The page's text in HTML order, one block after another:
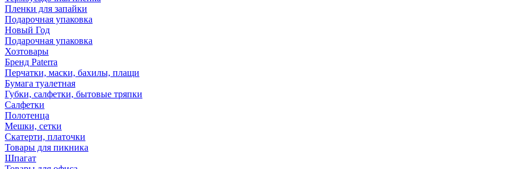
Пленки для запайки
Подарочная упаковка
Новый Год
Подарочная упаковка
Хозтовары
Бренд Paterra
Перчатки, маски, бахилы, плащи
Бумага туалетная
Губки, салфетки, бытовые тряпки
Салфетки
Полотенца
Мешки, сетки
Скатерти, платочки
Товары для пикника
Шпагат